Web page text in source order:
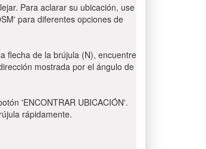
Para aclarar su ubicación, use
para diferentes opciones de
flecha de la brújula (N), encuentre
mostrada por el ángulo de
'ENCONTRAR UBICACIÓN'.
rápidamente.